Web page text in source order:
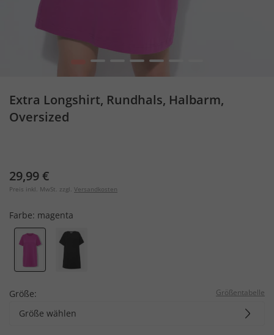
2 4 5
Extra Longshirt, Rundhals, Halbarm,
Oversized
29,99 €
Preis inkl. MwSt. zzgl. Versandkosten
Farbe: magenta
Größe: Größentabelle
Größe wählen